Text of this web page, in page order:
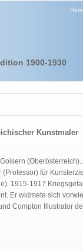
1900-1930
Kunstmaler
für
1915-1917
Er widmete sich
Compton Illustrator